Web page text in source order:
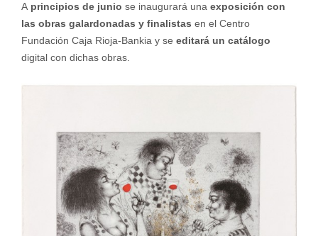
A principios de junio se inaugurará una exposición con
las obras galardonadas y finalistas en el Centro
Fundación Caja Rioja-Bankia y se editará un catálogo
digital con dichas obras.